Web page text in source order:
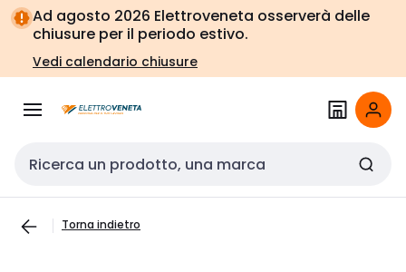
Vai alla
navigazione
Vai
alla
pagina
Ad agosto 2026 Elettroveneta osserverà delle
chiusure per il periodo estivo.
Vedi calendario chiusure
Cerca input
Torna indietro